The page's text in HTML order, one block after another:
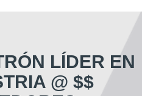
LÍDER EN
@ $$